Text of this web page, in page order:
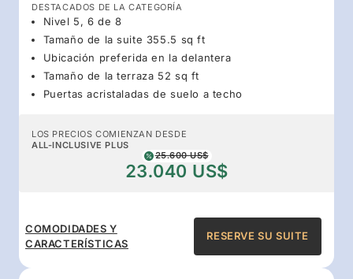
DESTACADOS DE LA CATEGORÍA
Nivel 5, 6 de 8
Tamaño de la suite 355.5 sq ft
Ubicación preferida en la delantera
Tamaño de la terraza 52 sq ft
Puertas acristaladas de suelo a techo
LOS PRECIOS COMIENZAN DESDE
ALL-INCLUSIVE PLUS
25.600 US$
23.040 US$
COMODIDADES Y
CARACTERÍSTICAS
RESERVE SU SUITE